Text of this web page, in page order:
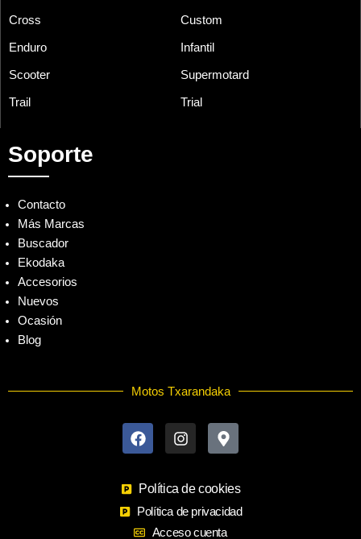
Cross Custom
Enduro Infantil
Scooter Supermotard
Trail Trial
Soporte
Contacto
Más Marcas
Buscador
Ekodaka
Accesorios
Nuevos
Ocasión
Blog
Motos Txarandaka
a
c
o
o
k
n
s
g
r
a
a
p
a
r
k
Política de cookies
Política de privacidad
Acceso cuenta